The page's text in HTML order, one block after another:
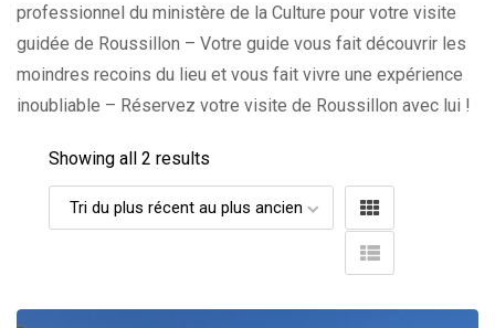
professionnel du ministère de la Culture pour votre visite
guidée de Roussillon – Votre guide vous fait découvrir les
moindres recoins du lieu et vous fait vivre une expérience
inoubliable – Réservez votre visite de Roussillon avec lui !
Showing all 2 results